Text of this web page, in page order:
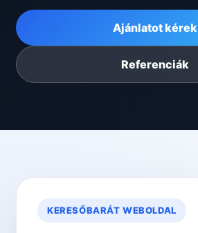
Ajánlatot kérek
Referenciák
KERESŐBARÁT WEBOLDAL